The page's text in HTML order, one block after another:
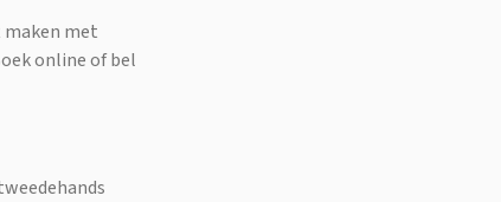
met
online of bel